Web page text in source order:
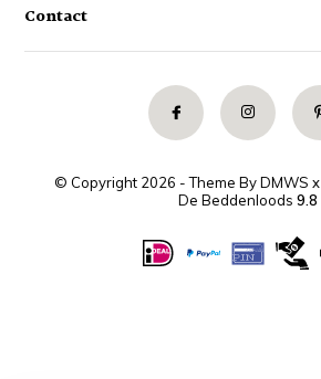
Contact
© Copyright 2026 - Theme ByDMWS x
De Beddenloods 9.8